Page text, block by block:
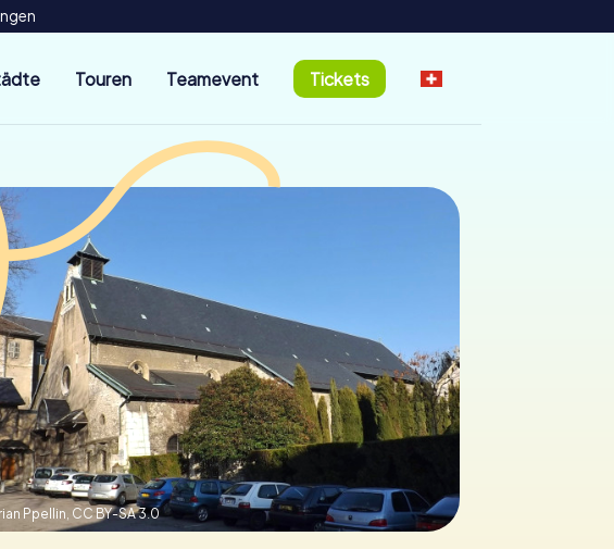
Touren Teamevent Tickets
Ppellin, CC BY-SA 3.0